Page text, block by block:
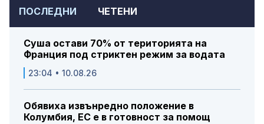
ПОСЛЕДНИ ЧЕТЕНИ
Суша остави 70% от територията на
Франция под стриктен режим за водата
23:04 • 10.08.26
Обявиха извънредно положение в
Колумбия, ЕС е в готовност за помощ